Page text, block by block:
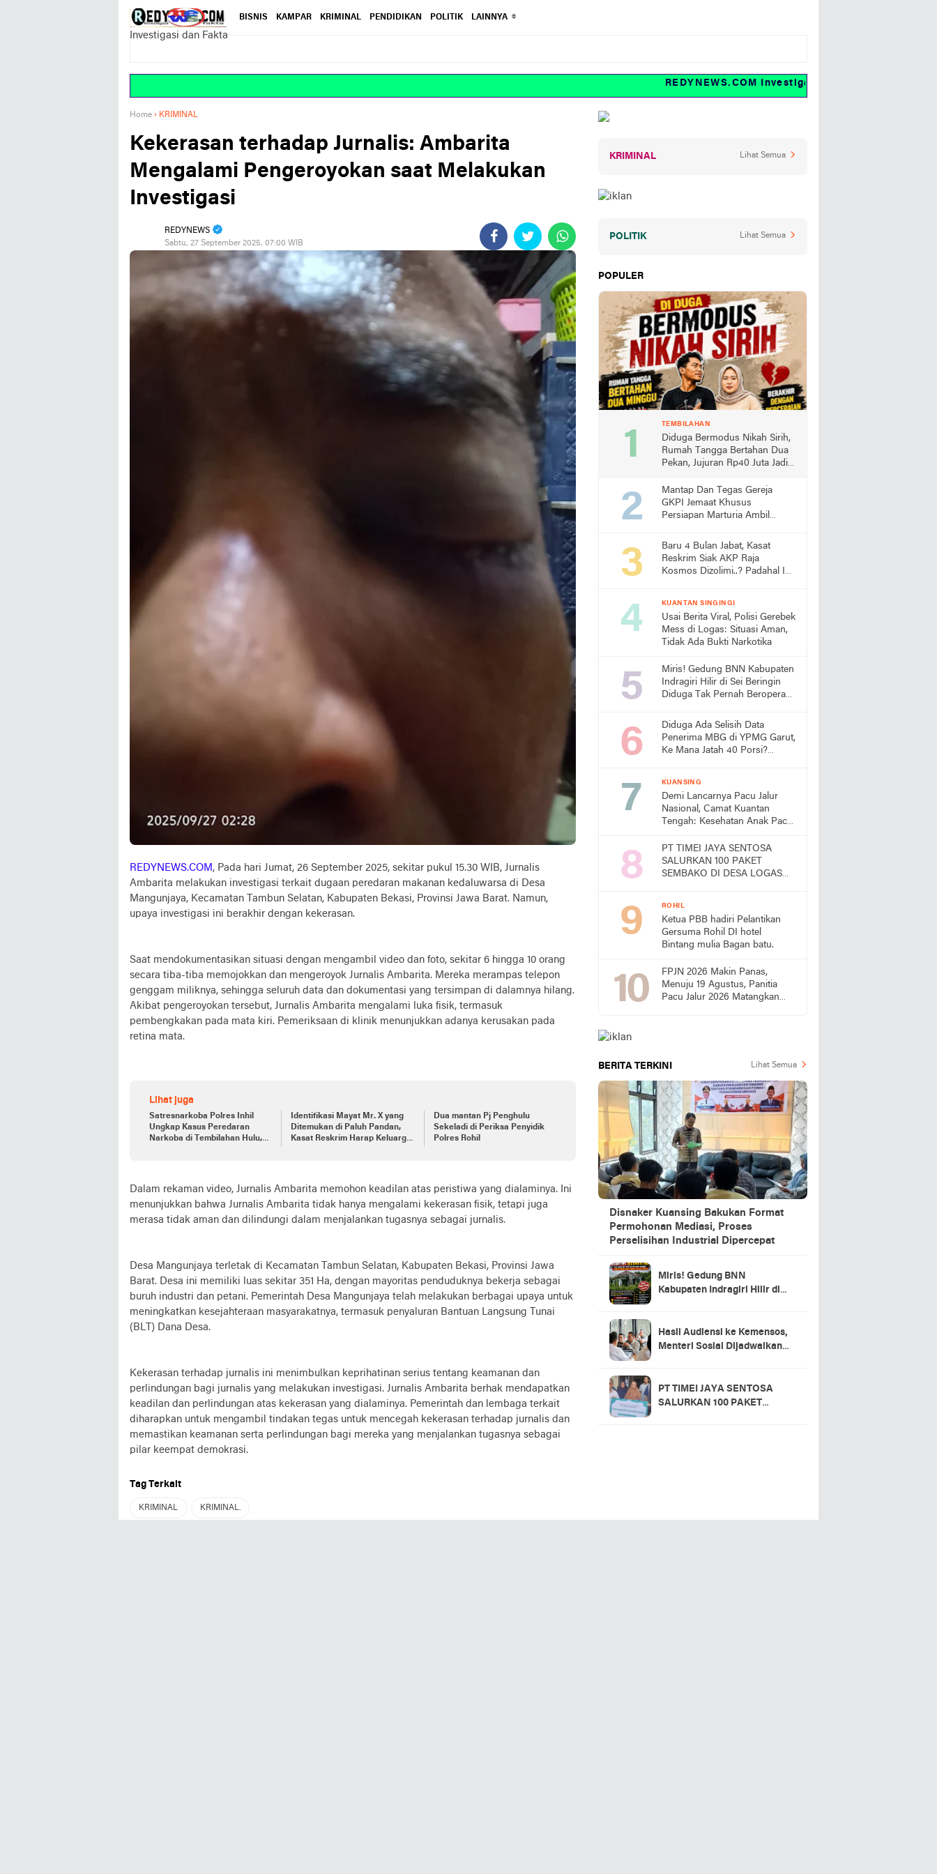
Investigasi dan Fakta
BISNIS KAMPAR KRIMINAL PENDIDIKAN POLITIK LAINNYA
REDYNEWS.COM Investigasi dan fakta
Home › KRIMINAL
Kekerasan terhadap Jurnalis: Ambarita
Mengalami Pengeroyokan saat Melakukan
Investigasi
REDYNEWS
Sabtu, 27 September 2025, 07:00 WIB
REDYNEWS.COM, Pada hari Jumat, 26 September 2025, sekitar pukul 15.30 WIB, Jurnalis
Ambarita melakukan investigasi terkait dugaan peredaran makanan kedaluwarsa di Desa
Mangunjaya, Kecamatan Tambun Selatan, Kabupaten Bekasi, Provinsi Jawa Barat. Namun,
upaya investigasi ini berakhir dengan kekerasan.
Saat mendokumentasikan situasi dengan mengambil video dan foto, sekitar 6 hingga 10 orang
secara tiba-tiba memojokkan dan mengeroyok Jurnalis Ambarita. Mereka merampas telepon
genggam miliknya, sehingga seluruh data dan dokumentasi yang tersimpan di dalamnya hilang.
Akibat pengeroyokan tersebut, Jurnalis Ambarita mengalami luka fisik, termasuk
pembengkakan pada mata kiri. Pemeriksaan di klinik menunjukkan adanya kerusakan pada
retina mata.
Lihat juga
Satresnarkoba Polres Inhil
Ungkap Kasus Peredaran
Narkoba di Tembilahan Hulu,
Identifikasi Mayat Mr. X yang
Ditemukan di Paluh Pandan,
Kasat Reskrim Harap Keluarga
Dua mantan Pj Penghulu
Sekeladi di Periksa Penyidik
Polres Rohil
Dalam rekaman video, Jurnalis Ambarita memohon keadilan atas peristiwa yang dialaminya. Ini
menunjukkan bahwa Jurnalis Ambarita tidak hanya mengalami kekerasan fisik, tetapi juga
merasa tidak aman dan dilindungi dalam menjalankan tugasnya sebagai jurnalis.
Desa Mangunjaya terletak di Kecamatan Tambun Selatan, Kabupaten Bekasi, Provinsi Jawa
Barat. Desa ini memiliki luas sekitar 351 Ha, dengan mayoritas penduduknya bekerja sebagai
buruh industri dan petani. Pemerintah Desa Mangunjaya telah melakukan berbagai upaya untuk
meningkatkan kesejahteraan masyarakatnya, termasuk penyaluran Bantuan Langsung Tunai
(BLT) Dana Desa.
Kekerasan terhadap jurnalis ini menimbulkan keprihatinan serius tentang keamanan dan
perlindungan bagi jurnalis yang melakukan investigasi. Jurnalis Ambarita berhak mendapatkan
keadilan dan perlindungan atas kekerasan yang dialaminya. Pemerintah dan lembaga terkait
diharapkan untuk mengambil tindakan tegas untuk mencegah kekerasan terhadap jurnalis dan
memastikan keamanan serta perlindungan bagi mereka yang menjalankan tugasnya sebagai
pilar keempat demokrasi.
Tag Terkait
KRIMINAL KRIMINAL.
KRIMINAL Lihat Semua
POLITIK Lihat Semua
POPULER
TEMBILAHAN
Diduga Bermodus Nikah Sirih,
Rumah Tangga Bertahan Dua
Pekan, Jujuran Rp40 Juta Jadi
Mantap Dan Tegas Gereja
GKPI Jemaat Khusus
Persiapan Marturia Ambil
Pertama lebih Awal
Baru 4 Bulan Jabat, Kasat
Reskrim Siak AKP Raja
Kosmos Dizolimi..? Padahal Ini
KUANTAN SINGINGI
Usai Berita Viral, Polisi Gerebek
Mess di Logas: Situasi Aman,
Tidak Ada Bukti Narkotika
Miris! Gedung BNN Kabupaten
Indragiri Hilir di Sei Beringin
Diduga Tak Pernah Beroperasi,
Pemanfaatan Aset Negara
Diduga Ada Selisih Data
Penerima MBG di YPMG Garut,
Ke Mana Jatah 40 Porsi?
KUANSING
Demi Lancarnya Pacu Jalur
Nasional, Camat Kuantan
Tengah: Kesehatan Anak Pacu
PT TIMEI JAYA SENTOSA
SALURKAN 100 PAKET
SEMBAKO DI DESA LOGAS
ROHIL
Ketua PBB hadiri Pelantikan
Gersuma Rohil DI hotel
Bintang mulia Bagan batu.
FPJN 2026 Makin Panas,
Menuju 19 Agustus, Panitia
Pacu Jalur 2026 Matangkan
BERITA TERKINI Lihat Semua
Disnaker Kuansing Bakukan Format
Permohonan Mediasi, Proses
Perselisihan Industrial Dipercepat
Miris! Gedung BNN
Kabupaten Indragiri Hilir di
Pertanyakan Pemanfaatan
Aset Negara
Hasil Audiensi ke Kemensos,
Menteri Sosial Dijadwalkan
Kuansing
PT TIMEI JAYA SENTOSA
SALURKAN 100 PAKET